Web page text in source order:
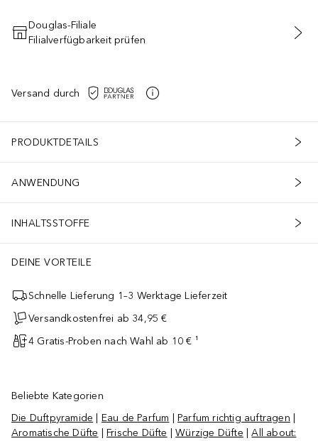
IN DEN WARENKORB
Douglas-Filiale
Filialverfügbarkeit prüfen
Versand durch
PRODUKTDETAILS
ANWENDUNG
INHALTSSTOFFE
DEINE VORTEILE
Schnelle Lieferung 1–3 Werktage Lieferzeit
Versandkostenfrei ab 34,95 €
4 Gratis-Proben nach Wahl ab 10 € ¹
Beliebte Kategorien
Die Duftpyramide
Eau de Parfum |Parfum richtig auftragen
Aromatische Düfte |Frische Düfte |Würzige Düfte |All about: